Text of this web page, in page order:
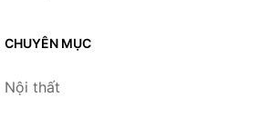
CHUYÊN MỤC
Nội thất